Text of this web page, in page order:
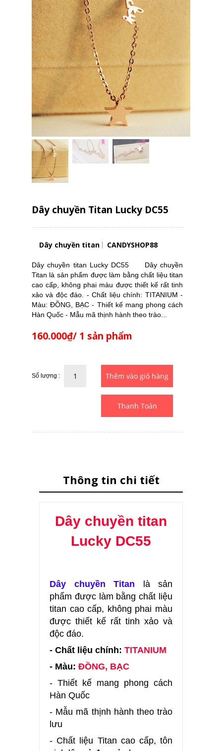
Dây chuyền Titan Lucky DC55
Dây chuyền titan CANDYSHOP88
Dây chuyền titan Lucky DC55 Dây chuyền
Titan là sản phẩm được làm bằng chất liệu titan
cao cấp, không phai màu được thiết kế rất tinh
xảo và độc đáo. - Chất liệu chính: TITANIUM -
Màu: ĐỒNG, BẠC - Thiết kế mang phong cách
Hàn Quốc - Mẫu mã thịnh hành theo trào...
160.000₫/ 1 sản phẩm
Số lượng :
Thanh Toán
Thông tin chi tiết
Dây chuyền titan
Lucky DC55
Dây chuyền Titan là sản
phẩm được làm bằng chất liệu
titan cao cấp, không phai màu
được thiết kế rất tinh xảo và
độc đáo.
- Chất liệu chính: TITANIUM
- Màu: ĐỒNG, BẠC
- Thiết kế mang phong cách
Hàn Quốc
- Mẫu mã thịnh hành theo trào
lưu
- Chất liệu Titan cao cấp, tôn